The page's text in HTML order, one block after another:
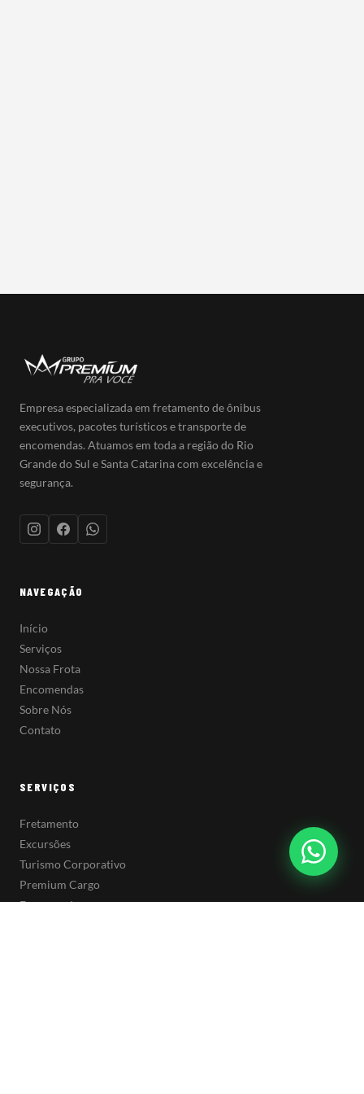
Empresa especializada em fretamento de ônibus
executivos, pacotes turísticos e transporte de
encomendas. Atuamos em toda a região do Rio
Grande do Sul e Santa Catarina com excelência e
segurança.
NAVEGAÇÃO
Início
Serviços
Nossa Frota
Encomendas
Sobre Nós
Contato
SERVIÇOS
Fretamento
Excursões
Turismo Corporativo
Premium Cargo
Encomendas